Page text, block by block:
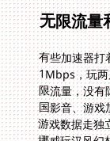
无限流量
有些加速器打
1Mbps，玩两
限流量，没有
国影音、游戏
游戏数据走独
挪威玩汉风幻
70ms，技能释
畏契约，洛
45ms，peek
线出击，斯德